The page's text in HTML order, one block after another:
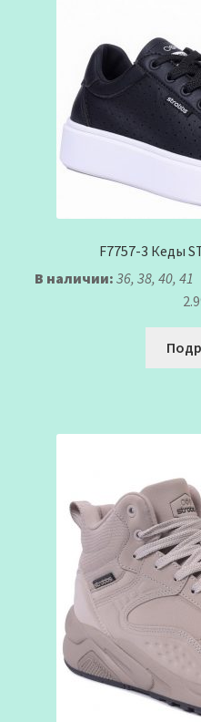
F7757-3 Кеды
В наличии: 36, 38, 40, 41